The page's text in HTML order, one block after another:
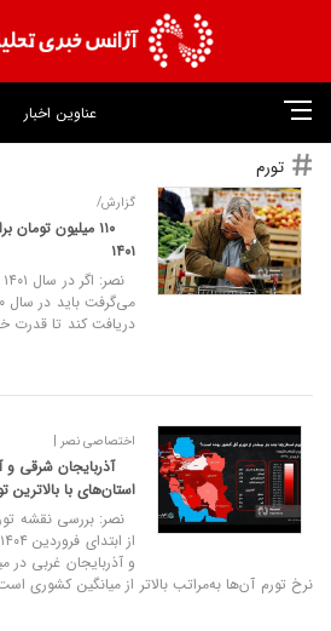
عناوین اخبار
تورم
گزارش/
۱۱۰ میلیون
۱۴۰۱
دریافت کند تا
اختصاصی نصر |
آذربایجان شرقی و
استان‌های با بالاترین
نصر: بررسی نقشه
و آذربایجان غربی در
نرخ تورم آن‌ها به‌مراتب بالاتر از میانگین کشوری